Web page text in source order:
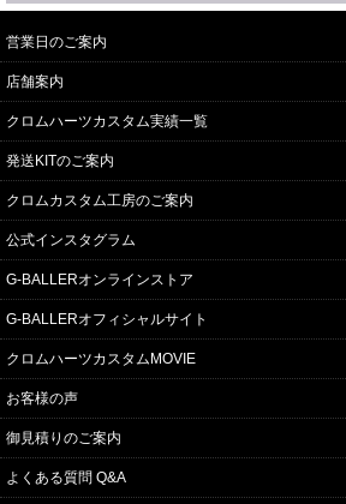
営業日のご案内
店舗案内
クロムハーツカスタム実績一覧
発送KITのご案内
クロムカスタム工房のご案内
公式インスタグラム
G-BALLERオンラインストア
G-BALLERオフィシャルサイト
クロムハーツカスタムMOVIE
お客様の声
御見積りのご案内
よくある質問 Q&A